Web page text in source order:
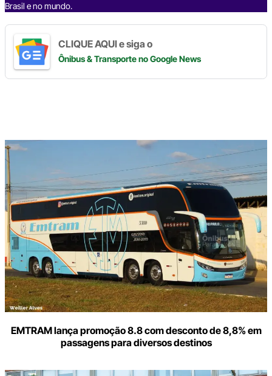
Brasil e no mundo.
CLIQUE AQUI e siga o
Ônibus & Transporteno Google News
EMTRAM lança promoção 8.8 com desconto de 8,8% em
passagens para diversos destinos
Digite
aqui
o
seu
e-
mail